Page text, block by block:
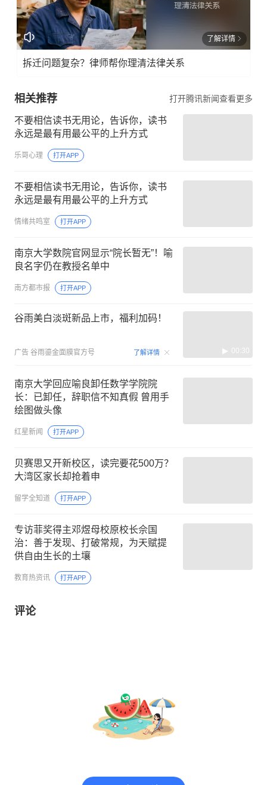
了解详情
拆迁问题复杂？律师帮你理清法律关系
相关推荐 打开腾讯新闻查看更多
不要相信读书无用论，告诉你，读书
永远是最有用最公平的上升方式
乐哥心理 打开APP
不要相信读书无用论，告诉你，读书
永远是最有用最公平的上升方式
情绪共鸣室 打开APP
南京大学数院官网显示“院长暂无”！喻
良名字仍在教授名单中
南方都市报 打开APP
谷雨美白淡斑新品上市，福利加码！
广告 谷雨鎏金面膜官方号 了解详情 00:30
南京大学回应喻良卸任数学学院院
长：已卸任，辞职信不知真假 曾用手
绘图做头像
红星新闻 打开APP
贝赛思又开新校区，读完要花500万？
大湾区家长却抢着申
留学全知道 打开APP
专访菲奖得主邓煜母校原校长佘国
治：善于发现、打破常规，为天赋提
供自由生长的土壤
教育热资讯 打开APP
评论